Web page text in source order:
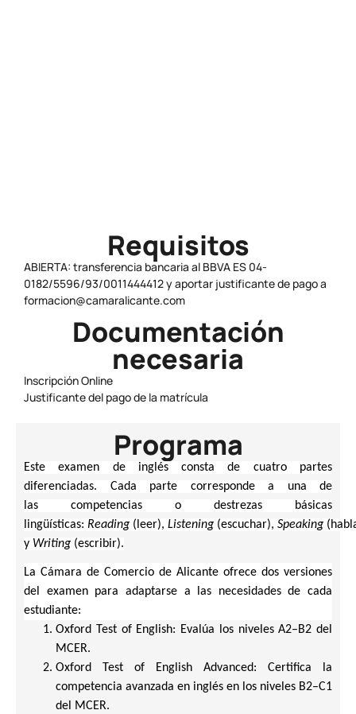
Requisitos
ABIERTA: transferencia bancaria al BBVA ES 04-
0182/5596/93/0011444412 y aportar justificante de pago a
formacion@camaralicante.com
Documentación
necesaria
Inscripción Online
Justificante del pago de la matrícula
Programa
Este examen de inglés consta de cuatro partes
diferenciadas. Cada parte corresponde a una de
las competencias o destrezas básicas
lingüísticas: Reading (leer), Listening (escuchar), Speaking
y Writing (escribir).
La Cámara de Comercio de Alicante ofrece dos versiones
del examen para adaptarse a las necesidades de cada
estudiante:
Oxford Test of English: Evalúa los niveles A2–B2 del
MCER.
Oxford Test of English Advanced: Certifica la
competencia avanzada en inglés en los niveles B2–C1
del MCER.